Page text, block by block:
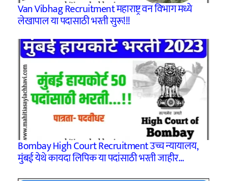
Van Vibhag Recruitment महाराष्ट्र वन विभाग मध्ये
लेखापाल या पदासाठी भरती सुरू!!!
Bombay High Court Recruitment उच्च न्यायालय,
मुंबई येथे कायदा लिपिक या पदांसाठी भरती जाहीर…